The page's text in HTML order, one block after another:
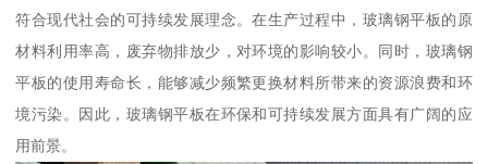
符合现代社会的可持续发展理念。在生产过程中，玻璃钢平板的原
材料利用率高，废弃物排放少，对环境的影响较小。同时，玻璃钢
平板的使用寿命长，能够减少频繁更换材料所带来的资源浪费和环
境污染。因此，玻璃钢平板在环保和可持续发展方面具有广阔的应
用前景。